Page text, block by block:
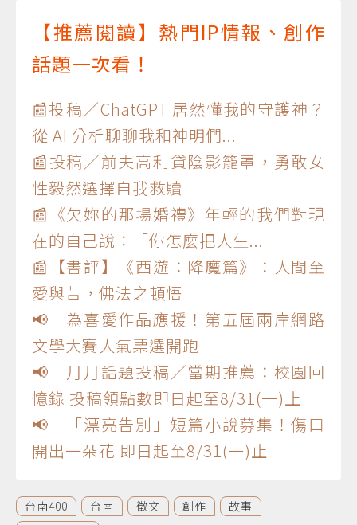
【推薦閱讀】熱門IP情報、創作
話題一次看！
📰投稿／ChatGPT 居然懂我的守護神？
從 AI 分析聊聊我和神明們...
📰投稿／前夫高利貸陰影籠罩，勇敢女
性毅然選擇自我救贖
📰《欠妳的那場婚禮》年輕的我們對現
在的自己說：「你怎麼把人生...
📰【書評】《西遊：降魔篇》：人間至
愛與苦，佛法之頓悟
📢 為喜愛作品應援！第五屆兩岸網路
文學大賽人氣票選開跑
📢 月月話題投稿／當期推薦：校園回
憶錄 投稿領點數即日起至8/31(一)止
📢 「漂亮告別」短篇小說募集！傷口
開出一朵花 即日起至8/31(一)止
台南400 台南 徵文 創作
故事